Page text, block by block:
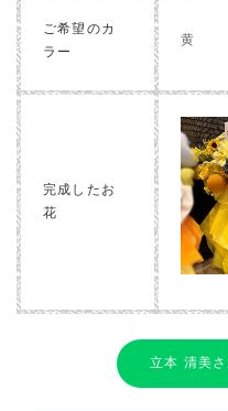
ご希望のカ
ラー
黄
完成したお
花
立本 清美